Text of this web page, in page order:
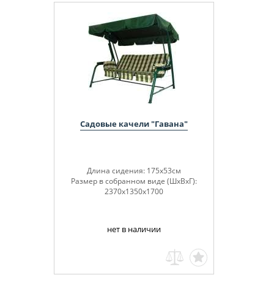
Садовые качели "Гавана"
Длина сидения: 175х53см
Размер в собранном виде (ШхВхГ):
2370x1350x1700
нет в наличии